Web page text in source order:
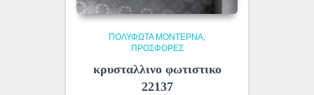
ΠΟΛΎΦΩΤΑ ΜΟΝΤΈΡΝΑ
ΠΡΟΣΦΟΡΕΣ
κρυσταλλινο φωτιστικο
22137